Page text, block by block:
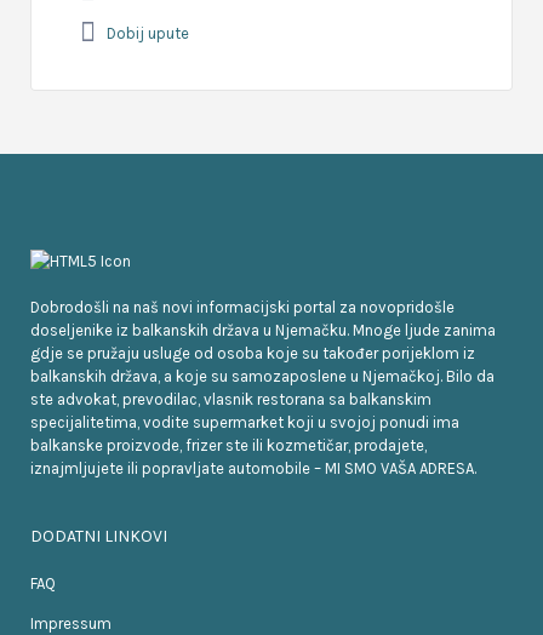
Dobij upute
Dobrodošli na naš novi informacijski portal za novopridošle
doseljenike iz balkanskih država u Njemačku. Mnoge ljude zanima
gdje se pružaju usluge od osoba koje su također porijeklom iz
balkanskih država, a koje su samozaposlene u Njemačkoj. Bilo da
ste advokat, prevodilac, vlasnik restorana sa balkanskim
specijalitetima, vodite supermarket koji u svojoj ponudi ima
balkanske proizvode, frizer ste ili kozmetičar, prodajete,
iznajmljujete ili popravljate automobile – MI SMO VAŠA ADRESA.
DODATNI LINKOVI
FAQ
Impressum